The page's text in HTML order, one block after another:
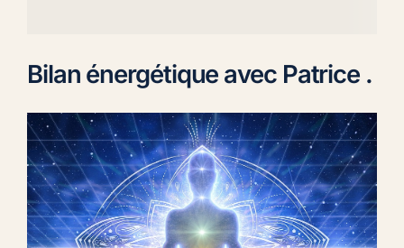
Bilan énergétique avec Patrice .